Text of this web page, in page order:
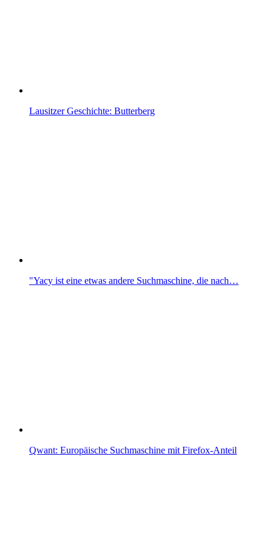
Lausitzer Geschichte: Butterberg
"Yacy ist eine etwas andere Suchmaschine, die nach…
Qwant: Europäische Suchmaschine mit Firefox-Anteil